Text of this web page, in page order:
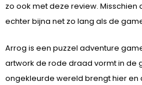
zo ook met deze review. Misschien
echter bijna net zo lang als de
Arrog is een puzzel adventure
artwork de rode draad vormt in de
ongekleurde wereld brengt hier